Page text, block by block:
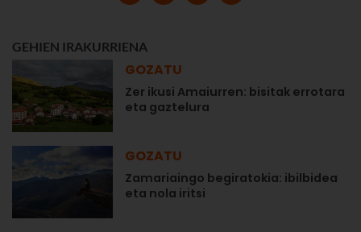
GEHIEN IRAKURRIENA
GOZATU
Zer ikusi Amaiurren: bisitak errotara
eta gaztelura
GOZATU
Zamariaingo begiratokia: ibilbidea
eta nola iritsi